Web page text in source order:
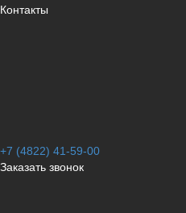
Контакты
+7 (4822) 41-59-00
Заказать звонок